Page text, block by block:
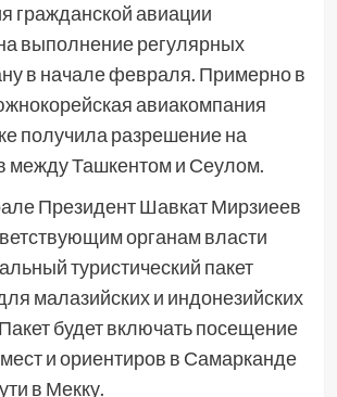
гражданской авиации
выполнение регулярных
в начале февраля. Примерно в
авиакомпания
получила разрешение на
между Ташкентом и Сеулом.
Президент Шавкат Мирзиеев
органам власти
туристический пакет
малазийских и индонезийских
будет включать посещение
и ориентиров в Самарканде
в Мекку.